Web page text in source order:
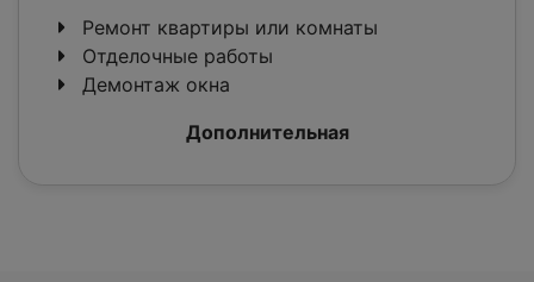
Ремонт квартиры или комнаты
Отделочные работы
Демонтаж окна
Дополнительная